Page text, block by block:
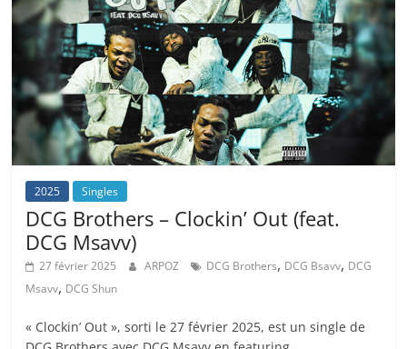
2025 Singles
DCG Brothers – Clockin’ Out (feat.
DCG Msavv)
27 février 2025 ARPOZ DCG Brothers, DCG Bsavv, DCG
Msavv, DCG Shun
« Clockin’ Out », sorti le 27 février 2025, est un single de